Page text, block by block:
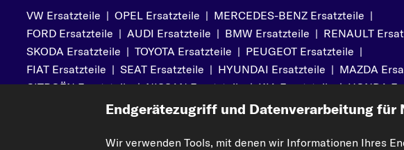
VW Ersatzteile | OPEL Ersatzteile | MERCEDES-BENZ Ersatzteile |
FORD Ersatzteile | AUDI Ersatzteile | BMW Ersatzteile | RENAULT
SKODA Ersatzteile | TOYOTA Ersatzteile | PEUGEOT Ersatzteile |
FIAT Ersatzteile | SEAT Ersatzteile | HYUNDAI Ersatzteile | MAZDA
CITROËN Ersatzteile | NISSAN Ersatzteile | KIA Ersatzteile | HONDA
MITSUBISHI Ersatzteile | VOLVO Ersatzteile
Endgerätezugriff und Datenverarbeitung für
Wir verwenden Tools, mit denen wir Informationen Ihres